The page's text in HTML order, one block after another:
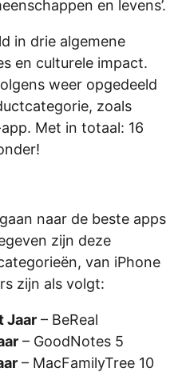
en levens’.
in drie algemene
en culturele impact.
weer opgedeeld
zoals
Met in totaal: 16
naar de beste apps
zijn deze
van iPhone
zijn als volgt:
Jaar – BeReal
– GoodNotes 5
– MacFamilyTree 10